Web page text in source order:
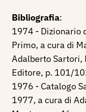
Bibliografia:
1974 - Dizionario
Primo, a cura di
Adalberto Sartori,
Editore, p. 101/
1976 - Catalogo
1977, a cura di